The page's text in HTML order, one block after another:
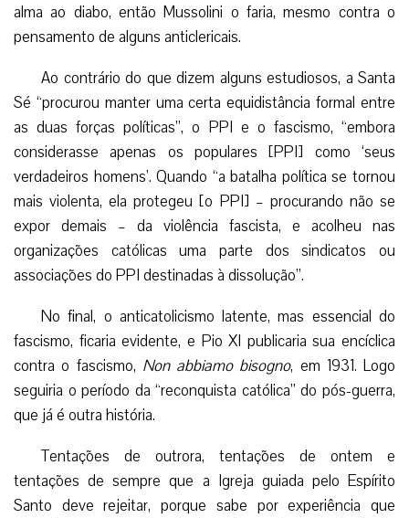
alma ao diabo, então Mussolini o faria, mesmo contra o
pensamento de alguns anticlericais.
Ao contrário do que dizem alguns estudiosos, a Santa
Sé “procurou manter uma certa equidistância formal entre
as duas forças políticas”, o PPI e o fascismo, “embora
considerasse apenas os populares [PPI] como ‘seus
verdadeiros homens’. Quando “a batalha política se tornou
mais violenta, ela protegeu [o PPI] – procurando não se
expor demais – da violência fascista, e acolheu nas
organizações católicas uma parte dos sindicatos ou
associações do PPI destinadas à dissolução”.
No final, o anticatolicismo latente, mas essencial do
fascismo, ficaria evidente, e Pio XI publicaria sua encíclica
contra o fascismo, Non abbiamo bisogno, em 1931. Logo
seguiria o período da “reconquista católica” do pós-guerra,
que já é outra história.
Tentações de outrora, tentações de ontem e
tentações de sempre que a Igreja guiada pelo Espírito
Santo deve rejeitar, porque sabe por experiência que